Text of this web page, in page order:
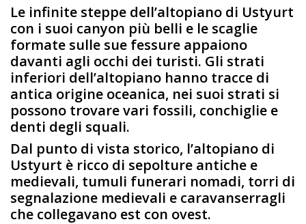
Le infinite steppe dell’altopiano di Ustyurt
con i suoi canyon più belli e le scaglie
formate sulle sue fessure appaiono
davanti agli occhi dei turisti. Gli strati
inferiori dell’altopiano hanno tracce di
antica origine oceanica, nei suoi strati si
possono trovare vari fossili, conchiglie e
denti degli squali.
Dal punto di vista storico, l’altopiano di
Ustyurt è ricco di sepolture antiche e
medievali, tumuli funerari nomadi, torri di
segnalazione medievali e caravanserragli
che collegavano est con ovest.